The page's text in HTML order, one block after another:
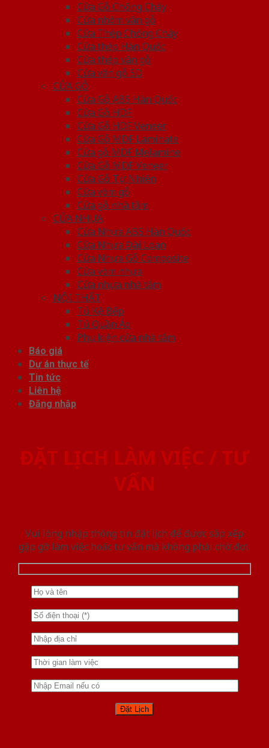
Cửa Gỗ Chống Cháy
Cửa nhôm vân gỗ
Cửa Thép Chống Cháy
Cửa thép Hàn Quốc
Cửa thép vân gỗ
Cửa vân gỗ 5D
CỬA GỖ
Cửa Gỗ ABS Hàn Quốc
Cửa Gỗ HDF
Cửa Gỗ HDF Veneer
Cửa Gỗ MDF Laminate
Cửa gỗ MDF Melamine
Cửa Gỗ MDF Veneer
Cửa Gỗ Tự Nhiên
Cửa vòm gỗ
Cửa gỗ nhà tắm
CỬA NHỰA
Cửa Nhựa ABS Hàn Quốc
Cửa Nhựa Đài Loan
Cửa Nhựa Gỗ Composite
Cửa vòm nhựa
Cửa nhựa nhà tắm
NỘI THẤT
Tủ Kệ Bếp
Tủ Quần Áo
Phụ kiện cửa nhà tắm
Báo giá
Dự án thực tế
Tin tức
Liên hệ
Đăng nhập
ĐẶT LỊCH LÀM VIỆC / TƯ
VẤN
Vui lòng nhập thông tin đặt lịch để được sắp xếp
gặp gỡ làm việc hoăc tư vấn mà không phải chờ đợi.